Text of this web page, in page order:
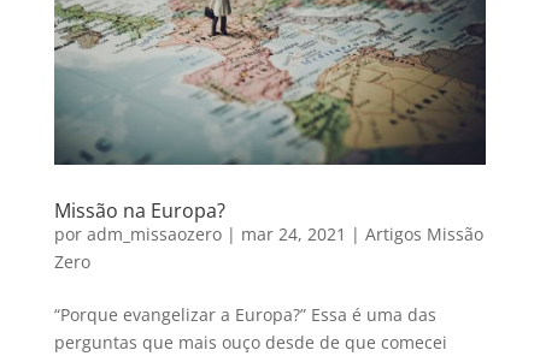
Missão na Europa?
por adm_missaozero| mar 24, 2021 | Artigos Missão
Zero
“Porque evangelizar a Europa?” Essa é uma das
perguntas que mais ouço desde de que comecei